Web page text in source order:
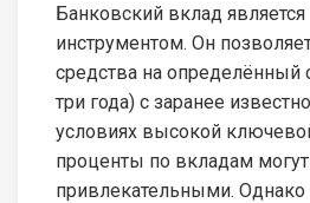
Банковский вклад
инструментом. Он
средства на определённый
три года) с заранее
условиях высокой
проценты по вкладам
привлекательными.